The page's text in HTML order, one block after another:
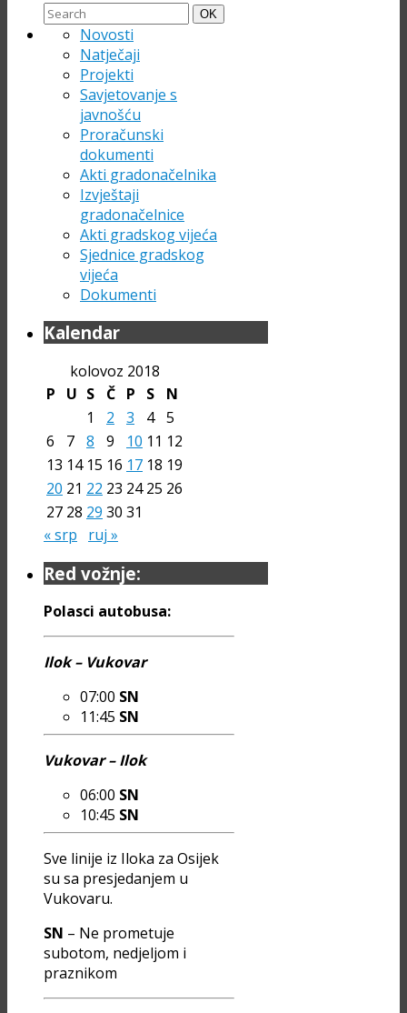
Search
for:
Search
OK
Novosti
Natječaji
Projekti
Savjetovanje s
javnošću
Proračunski
dokumenti
Akti gradonačelnika
Izvještaji
gradonačelnice
Akti gradskog vijeća
Sjednice gradskog
vijeća
Dokumenti
Kalendar
kolovoz 2018
P
U S Č P S
N
1
2 3 4 5
6
7 8 9 10 11 12
13 14 15 16 17 18 19
20 21 22 23 24 25 26
27 28 29 30 31
« srp
ruj »
Red vožnje:
Polasci autobusa:
Ilok – Vukovar
07:00 SN
11:45 SN
Vukovar – Ilok
06:00 SN
10:45 SN
Sve linije iz Iloka za Osijek
su sa presjedanjem u
Vukovaru.
SN – Ne prometuje
subotom, nedjeljom i
praznikom